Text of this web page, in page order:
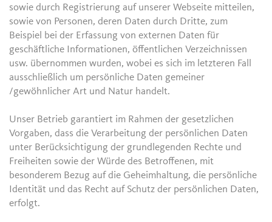
sowie durch Registrierung auf unserer Webseite mitteilen,
sowie von Personen, deren Daten durch Dritte, zum
Beispiel bei der Erfassung von externen Daten für
geschäftliche Informationen, öffentlichen Verzeichnissen
usw. übernommen wurden, wobei es sich im letzteren Fall
ausschließlich um persönliche Daten gemeiner
/gewöhnlicher Art und Natur handelt.
Unser Betrieb garantiert im Rahmen der gesetzlichen
Vorgaben, dass die Verarbeitung der persönlichen Daten
unter Berücksichtigung der grundlegenden Rechte und
Freiheiten sowie der Würde des Betroffenen, mit
besonderem Bezug auf die Geheimhaltung, die persönliche
Identität und das Recht auf Schutz der persönlichen Daten,
erfolgt.